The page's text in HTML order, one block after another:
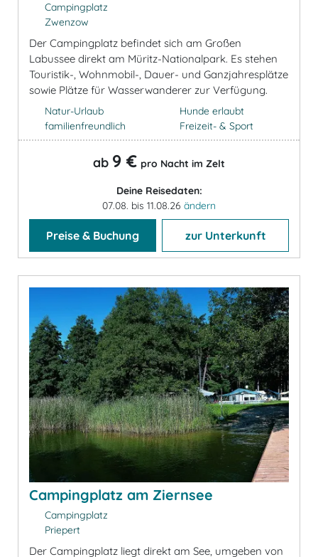
Campingplatz
Zwenzow
Der Campingplatz befindet sich am Großen
Labussee direkt am Müritz-Nationalpark. Es stehen
Touristik-, Wohnmobil-, Dauer- und Ganzjahresplätze
sowie Plätze für Wasserwanderer zur Verfügung.
Natur-Urlaub
familienfreundlich
Hunde erlaubt
Freizeit- & Sport
ab 9 € pro Nacht im Zelt
Deine Reisedaten:
07.08. bis 11.08.26 ändern
Preise & Buchung zur Unterkunft
Campingplatz am Ziernsee
Campingplatz
Priepert
Der Campingplatz liegt direkt am See, umgeben von